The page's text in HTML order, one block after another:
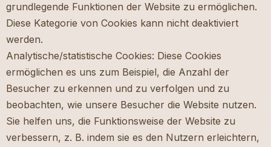
grundlegende Funktionen der Website zu ermöglichen.
Diese Kategorie von Cookies kann nicht deaktiviert
werden.
Analytische/statistische Cookies: Diese Cookies
ermöglichen es uns zum Beispiel, die Anzahl der
Besucher zu erkennen und zu verfolgen und zu
beobachten, wie unsere Besucher die Website nutzen.
Sie helfen uns, die Funktionsweise der Website zu
verbessern, z. B. indem sie es den Nutzern erleichtern,